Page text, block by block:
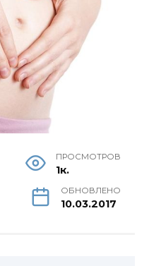
ПРОСМОТРОВ
1к.
ОБНОВЛЕНО
10.03.2017